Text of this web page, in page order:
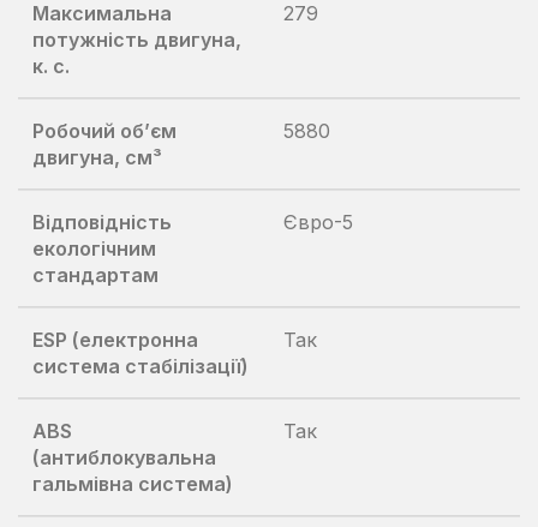
Максимальна
потужність двигуна,
к. с.
279
Робочий об’єм
двигуна, см³
5880
Відповідність
екологічним
стандартам
Євро-5
ESP (електронна
система стабілізації)
Так
ABS
(антиблокувальна
гальмівна система)
Так